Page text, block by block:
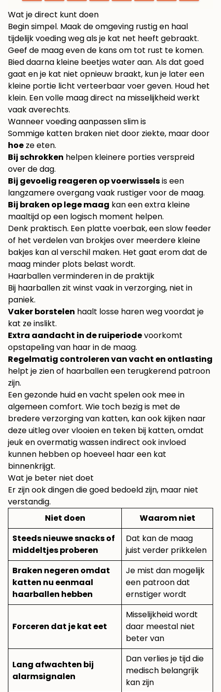
Wat je direct kunt doen
Begin simpel. Maak de omgeving rustig en haal
tijdelijk voeding weg als je kat net heeft gebraakt.
Geef de maag even de kans om tot rust te komen.
Bied daarna kleine beetjes water aan. Als dat goed
gaat en je kat niet opnieuw braakt, kun je later een
kleine portie licht verteerbaar voer geven. Houd het
klein. Een volle maag direct na misselijkheid werkt
vaak averechts.
Wanneer voeding aanpassen slim is
Sommige katten braken niet door ziekte, maar door
hoe ze eten.
Bij schrokken helpen kleinere porties verspreid
over de dag.
Bij gevoelig reageren op voerwisselsis een
langzamere overgang vaak rustiger voor de maag.
Bij braken op lege maag kan een extra kleine
maaltijd op een logisch moment helpen.
Denk praktisch. Een platte voerbak, een slow feeder
of het verdelen van brokjes over meerdere kleine
bakjes kan al verschil maken. Het gaat erom dat de
maag minder plots belast wordt.
Haarballen verminderen in de praktijk
Bij haarballen zit winst vaak in verzorging, niet in
paniek.
Vaker borstelen haalt losse haren weg voordat je
kat ze inslikt.
Extra aandacht in de ruiperiodevoorkomt
opstapeling van haar in de maag.
Regelmatig controleren van vacht en ontlasting
helpt je zien of haarballen een terugkerend patroon
zijn.
Een gezonde huid en vacht spelen ook mee in
algemeen comfort. Wie toch bezig is met de
bredere verzorging van katten, kan ook kijken naar
deze uitleg overvlooien en teken bij katten, omdat
jeuk en overmatig wassen indirect ook invloed
kunnen hebben op hoeveel haar een kat
binnenkrijgt.
Wat je beter niet doet
Er zijn ook dingen die goed bedoeld zijn, maar niet
verstandig.
Niet doen
Waarom niet
Steeds nieuwe snacks of
middeltjes proberen
Dat kan de maag
juist verder prikkelen
Braken negeren omdat
katten nu eenmaal
haarballen hebben
Je mist dan mogelijk
een patroon dat
ernstiger wordt
Forceren dat je kat eet
Misselijkheid wordt
daar meestal niet
beter van
Lang afwachten bij
alarmsignalen
Dan verlies je tijd die
medisch belangrijk
kan zijn